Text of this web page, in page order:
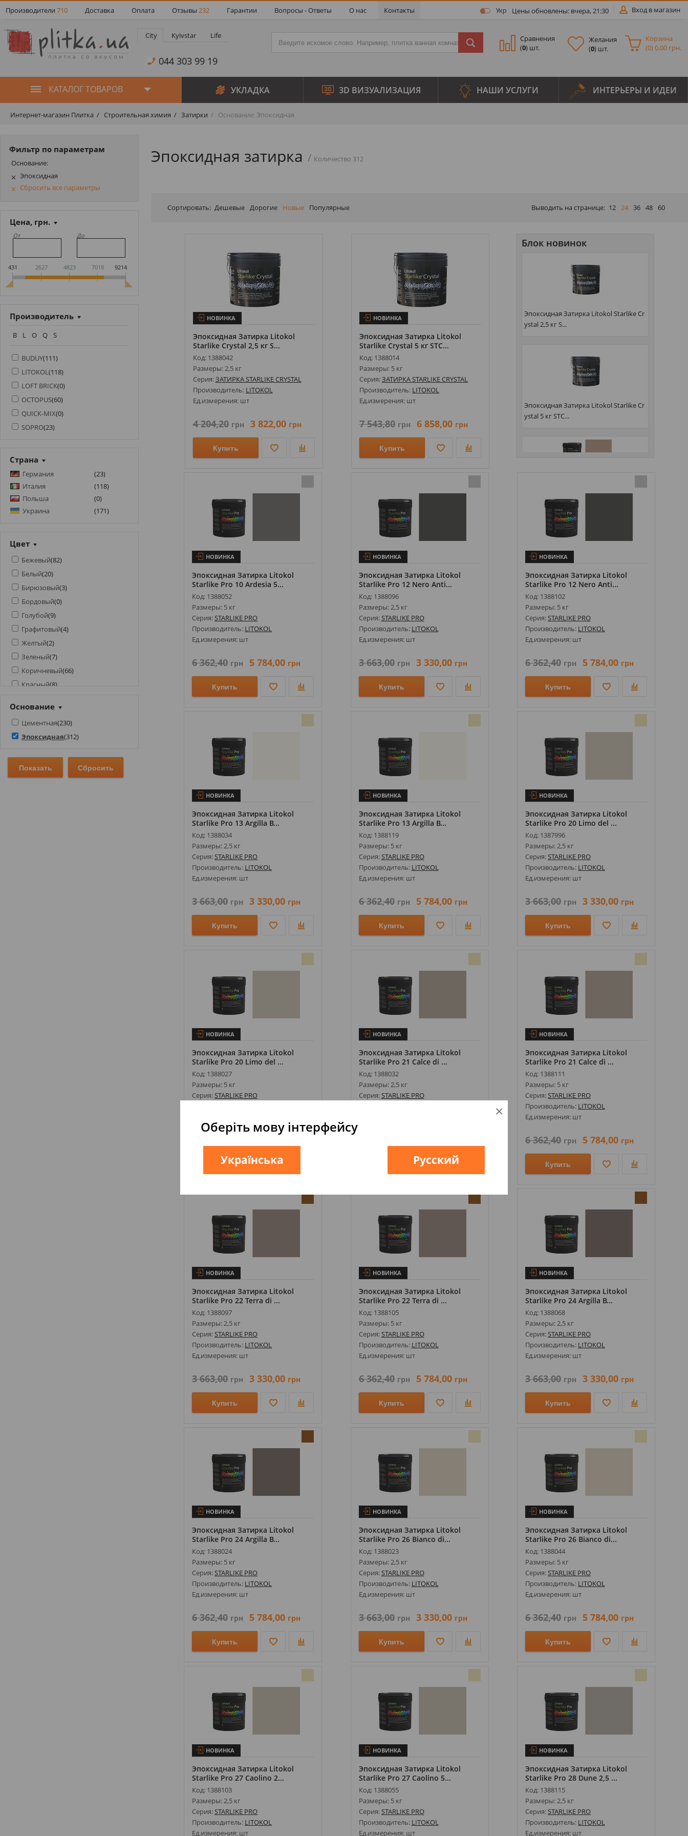
Производители 710 Доставка Оплата Отзывы 232 Гарантии Вопросы - Ответы О нас Контакты Цены обновлены: вчера, 21:30 Вход в магазин
Укр
City Kyivstar Life
044 303 99 19
Сравнения
(0) шт.
Желания
(0) шт.
Корзина
(0)0,00 грн.
КАТАЛОГ ТОВАРОВ УКЛАДКА 3D ВИЗУАЛИЗАЦИЯ НАШИ УСЛУГИ ИНТЕРЬЕРЫ И ИДЕИ
Интернет-магазин Плитка Строительная химия Затирки Основание: Эпоксидная
Фильтр по параметрам
Основание:
Эпоксидная
Сбросить все параметры
Цена, грн.
От До
431 2627 4823 7018 9214
Производитель
B L O Q S
BUDUY(111)
LITOKOL(118)
LOFT BRICK(0)
OCTOPUS(60)
QUICK-MIX(0)
SOPRO(23)
Страна
Германия (23)
Италия
(118)
Польша
(0)
Украина
(171)
Цвет
Бежевый(82)
Белый(20)
Бирюзовый(3)
Бордовый(0)
Голубой(9)
Графитовый(4)
Желтый(2)
Зеленый(7)
Коричневый(66)
Красный(8)
Серый(121
Синий(13)
Фиолетовый(0)
Основание
Цементная(230)
Эпоксидная(312)
Эпоксидная затирка Количество 312
Сортировать: Дешевые Дорогие Новые Популярные Выводить на странице: 12 24 36 48 60
НОВИНКА
Эпоксидная Затирка Litokol
Starlike Crystal 2,5 кг S...
Код: 1388042
Размеры: 2,5 кг
Серия:ЗАТИРКА STARLIKE CRYSTAL
Производитель: LITOKOL
Ед.измерения: шт
4 204,20 грн 3 822,00 грн
Купить
НОВИНКА
Эпоксидная Затирка Litokol
Starlike Crystal 5 кг STC...
Код: 1388014
Размеры: 5 кг
Серия:ЗАТИРКА STARLIKE CRYSTAL
Производитель: LITOKOL
Ед.измерения: шт
7 543,80 грн 6 858,00 грн
Купить
Блок новинок
Эпоксидная Затирка Litokol Starlike Cr
ystal 2,5 кг S...
Эпоксидная Затирка Litokol Starlike Cr
ystal 5 кг STC...
Эпоксидная Затирка Litokol Starlike Pr
Эпоксидная Затирка Litokol Starlike Pr
o 35 Arenaria ...
НОВИНКА
Эпоксидная Затирка Litokol
Starlike Pro 10 Ardesia 5...
Код: 1388052
Размеры: 5 кг
Серия:STARLIKE PRO
Производитель: LITOKOL
Ед.измерения: шт
6 362,40 грн 5 784,00 грн
Купить
НОВИНКА
Эпоксидная Затирка Litokol
Starlike Pro 12 Nero Anti...
Код: 1388096
Размеры: 2,5 кг
Серия:STARLIKE PRO
Производитель: LITOKOL
Ед.измерения: шт
3 663,00 грн 3 330,00 грн
Купить
НОВИНКА
Эпоксидная Затирка Litokol
Starlike Pro 12 Nero Anti...
Код: 1388102
Размеры: 5 кг
Серия:STARLIKE PRO
Производитель: LITOKOL
Ед.измерения: шт
6 362,40 грн 5 784,00 грн
Купить
НОВИНКА
Эпоксидная Затирка Litokol
Starlike Pro 13 Argilla B...
Код: 1388034
Размеры: 2,5 кг
Серия:STARLIKE PRO
Производитель: LITOKOL
Ед.измерения: шт
3 663,00 грн 3 330,00 грн
Купить
НОВИНКА
Эпоксидная Затирка Litokol
Starlike Pro 13 Argilla B...
Код: 1388119
Размеры: 5 кг
Серия:STARLIKE PRO
Производитель: LITOKOL
Ед.измерения: шт
6 362,40 грн 5 784,00 грн
Купить
НОВИНКА
Эпоксидная Затирка Litokol
Starlike Pro 20 Limo del ...
Код: 1387996
Размеры: 2,5 кг
Серия:STARLIKE PRO
Производитель: LITOKOL
Ед.измерения: шт
3 663,00 грн 3 330,00 грн
Купить
НОВИНКА
Эпоксидная Затирка Litokol
Starlike Pro 20 Limo del ...
Код: 1388027
Размеры: 5 кг
Серия:STARLIKE PRO
Купить
НОВИНКА
Эпоксидная Затирка Litokol
Starlike Pro 21 Calce di ...
Код: 1388032
Размеры: 2,5 кг
Серия:STARLIKE PRO
НОВИНКА
Эпоксидная Затирка Litokol
Starlike Pro 21 Calce di ...
Код: 1388111
Размеры: 5 кг
Серия:STARLIKE PRO
Производитель: LITOKOL
Ед.измерения: шт
6 362,40 грн 5 784,00 грн
Купить
НОВИНКА
Эпоксидная Затирка Litokol
Starlike Pro 22 Terra di ...
Код: 1388097
Размеры: 2,5 кг
Серия:STARLIKE PRO
Производитель: LITOKOL
Ед.измерения: шт
3 663,00 грн 3 330,00 грн
Купить
НОВИНКА
Эпоксидная Затирка Litokol
Starlike Pro 22 Terra di ...
Код: 1388105
Размеры: 5 кг
Серия:STARLIKE PRO
Производитель: LITOKOL
Ед.измерения: шт
6 362,40 грн 5 784,00 грн
Купить
НОВИНКА
Эпоксидная Затирка Litokol
Starlike Pro 24 Argilla B...
Код: 1388068
Размеры: 2,5 кг
Серия:STARLIKE PRO
Производитель: LITOKOL
Ед.измерения: шт
3 663,00 грн 3 330,00 грн
Купить
НОВИНКА
Эпоксидная Затирка Litokol
Starlike Pro 24 Argilla B...
Код: 1388024
Размеры: 5 кг
Серия:STARLIKE PRO
Производитель: LITOKOL
Ед.измерения: шт
6 362,40 грн 5 784,00 грн
Купить
НОВИНКА
Эпоксидная Затирка Litokol
Starlike Pro 26 Bianco di...
Код: 1388023
Размеры: 2,5 кг
Серия:STARLIKE PRO
Производитель: LITOKOL
Ед.измерения: шт
3 663,00 грн 3 330,00 грн
Купить
НОВИНКА
Эпоксидная Затирка Litokol
Starlike Pro 26 Bianco di...
Код: 1388044
Размеры: 5 кг
Серия:STARLIKE PRO
Производитель: LITOKOL
Ед.измерения: шт
6 362,40 грн 5 784,00 грн
Купить
НОВИНКА
Эпоксидная Затирка Litokol
Starlike Pro 27 Caolino 2...
Код: 1388103
Размеры: 2,5 кг
Серия:STARLIKE PRO
Производитель: LITOKOL
Ед.измерения: шт
НОВИНКА
Эпоксидная Затирка Litokol
Starlike Pro 27 Caolino 5...
Код: 1388055
Размеры: 5 кг
Серия:STARLIKE PRO
Производитель: LITOKOL
Ед.измерения: шт
НОВИНКА
Эпоксидная Затирка Litokol
Starlike Pro 28 Dune 2,5 ...
Код: 1388115
Размеры: 2,5 кг
Серия:STARLIKE PRO
Производитель: LITOKOL
Ед.измерения: шт
×
Оберіть мову інтерфейсу
Українська Русский